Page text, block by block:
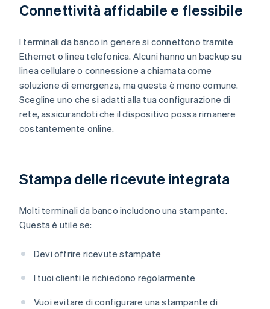
Connettività affidabile e flessibile
I terminali da banco in genere si connettono tramite
Ethernet o linea telefonica. Alcuni hanno un backup su
linea cellulare o connessione a chiamata come
soluzione di emergenza, ma questa è meno comune.
Scegline uno che si adatti alla tua configurazione di
rete, assicurandoti che il dispositivo possa rimanere
costantemente online.
Stampa delle ricevute integrata
Molti terminali da banco includono una stampante.
Questa è utile se:
Devi offrire ricevute stampate
I tuoi clienti le richiedono regolarmente
Vuoi evitare di configurare una stampante di